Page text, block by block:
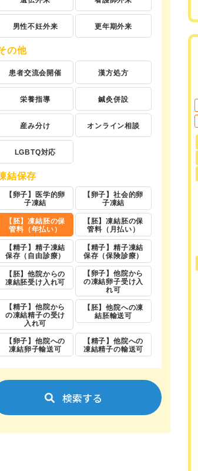
男性不妊外来 更年期外来
の他
患者交流会開催 漢方処方
栄養指導 鍼灸併設
産み分け オンライン相談
LGBTQ対応
結保存
【卵子】医学的卵
子凍結
【卵子】社会的卵
子凍結
【胚】凍結胚の保
管料（年払い）
【胚】凍結胚の保
管料（月払い）
【精子】精子凍結
保存（自由診療）
【精子】精子凍結
保存（保険診療）
【胚】他院からの
凍結胚受け入れ可
【卵子】他院から
の凍結卵子受け入
れ可
【精子】他院から
の凍結精子の受け
入れ可
【胚】他院への凍
結胚輸送可
【卵子】他院への
凍結卵子輸送可
【精子】他院への
凍結精子の輸送可